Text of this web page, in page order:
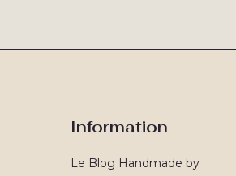
Information
Le Blog Handmade by